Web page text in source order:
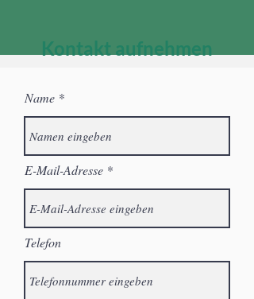
Kontakt aufnehmen
Name
E-Mail-Adresse
Telefon